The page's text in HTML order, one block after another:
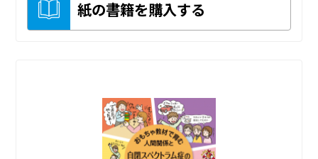
紙の書籍を購入する